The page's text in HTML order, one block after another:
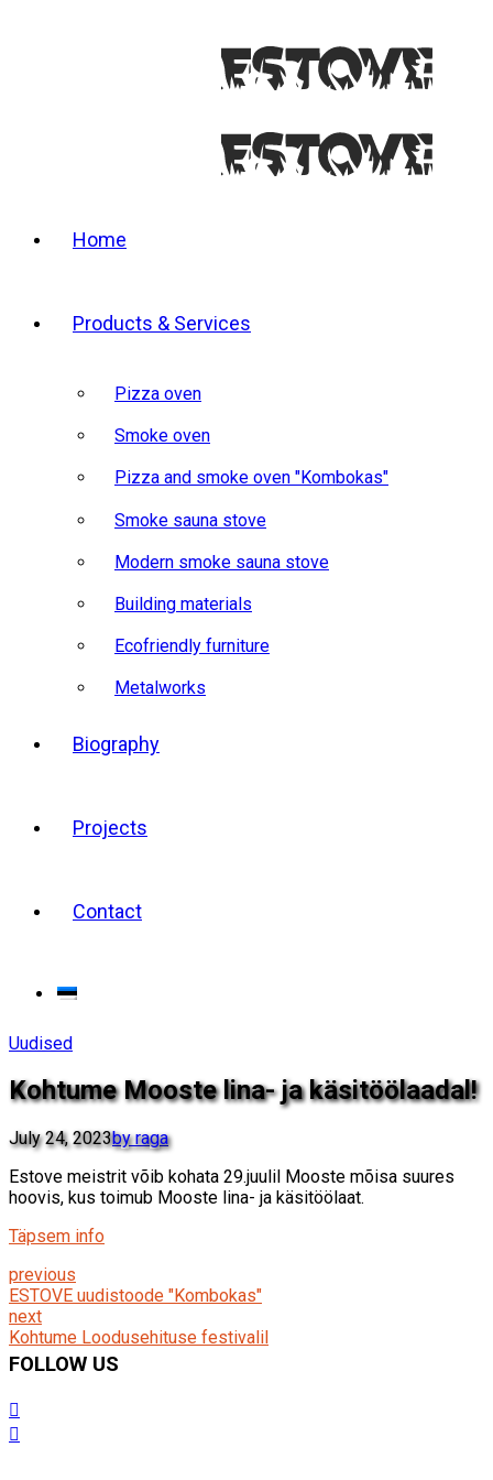
Home
Products & Services
Pizza oven
Smoke oven
Pizza and smoke oven "Kombokas"
Smoke sauna stove
Modern smoke sauna stove
Building materials
Ecofriendly furniture
Metalworks
Biography
Projects
Contact
Uudised
Kohtume Mooste lina- ja käsitöölaadal!
July 24, 2023by raga
Estove meistrit võib kohata 29.juulil Mooste mõisa suures
hoovis, kus toimub Mooste lina- ja käsitöölaat.
Täpsem info
previous
ESTOVE uudistoode "Kombokas"
next
Kohtume Loodusehituse festivalil
FOLLOW US